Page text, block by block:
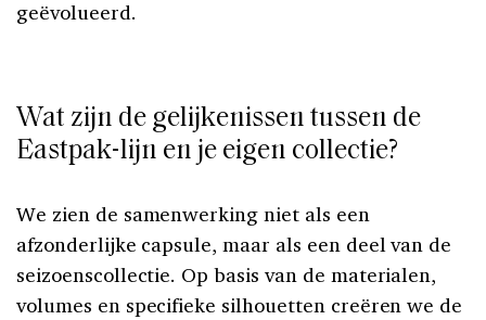
geëvolueerd.
Wat zijn de gelijkenissen tussen de
Eastpak-lijn en je eigen collectie?
We zien de samenwerking niet als een
afzonderlijke capsule, maar als een deel van de
seizoenscollectie. Op basis van de materialen,
volumes en specifieke silhouetten creëren we de